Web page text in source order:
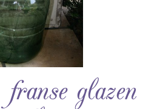
glazen